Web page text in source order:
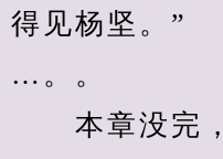
得见杨坚。”
…。。
本章没完，